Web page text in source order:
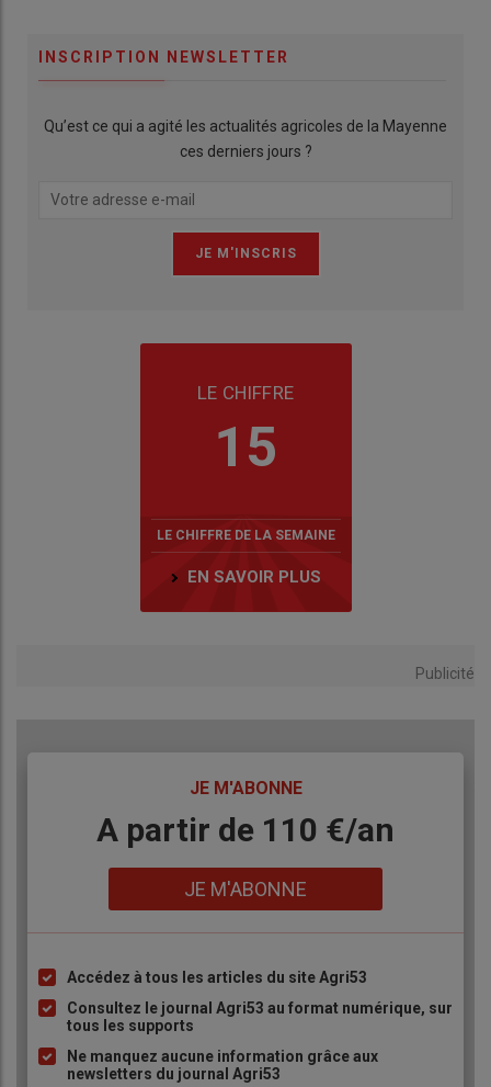
INSCRIPTION NEWSLETTER
Qu’est ce qui a agité les actualités agricoles de la Mayenne
ces derniers jours ?
LE CHIFFRE
15
LE CHIFFRE DE LA SEMAINE
EN SAVOIR PLUS
Publicité
JE M'ABONNE
BodyA partir de 110 €/an
JE M'ABONNE
Liste
à
puce
Accédez à tous les articles du site Agri53
Consultez le journal Agri53 au format numérique, sur
tous les supports
Ne manquez aucune information grâce aux
newsletters du journal Agri53